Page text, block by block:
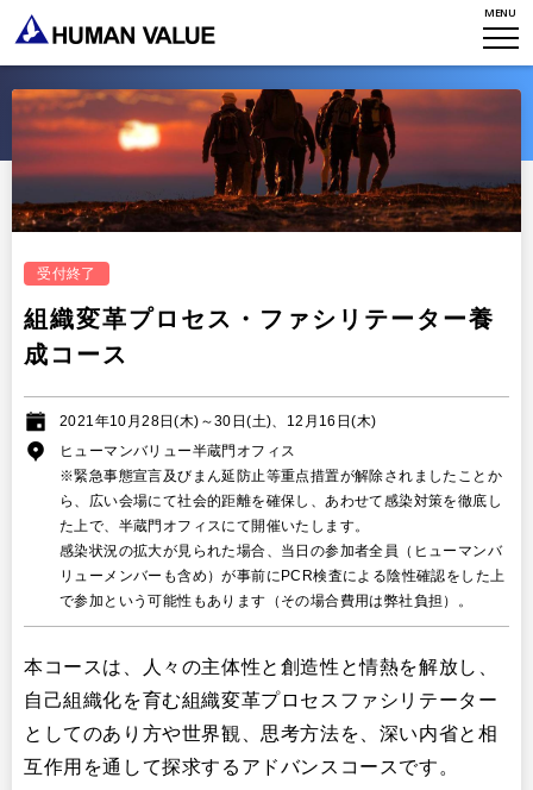
MENU
HVからのメッセージ
アクセスマップ
ミッション・バリュー
会社からのお知らせ
プライバシーポリシー
採用について
組織変革
タレント開発
出版
プラクティショナー養成
リサーチ
イベント・セミナー
STORIES
NEWS
Stories
イベント・セミナー
リサーチ
出版
その他
CONTACT
受付終了
組織変革プロセス・ファシリテーター養
成コース
2021年10月28日(木)～30日(土)、12月16日(木)
ヒューマンバリュー半蔵門オフィス
※緊急事態宣言及びまん延防止等重点措置が解除されましたことか
ら、広い会場にて社会的距離を確保し、あわせて感染対策を徹底し
た上で、半蔵門オフィスにて開催いたします。
感染状況の拡大が見られた場合、当日の参加者全員（ヒューマンバ
リューメンバーも含め）が事前にPCR検査による陰性確認をした上
で参加という可能性もあります（その場合費用は弊社負担）。
本コースは、人々の主体性と創造性と情熱を解放し、
自己組織化を育む組織変革プロセスファシリテーター
としてのあり方や世界観、思考方法を、深い内省と相
互作用を通して探求するアドバンスコースです。